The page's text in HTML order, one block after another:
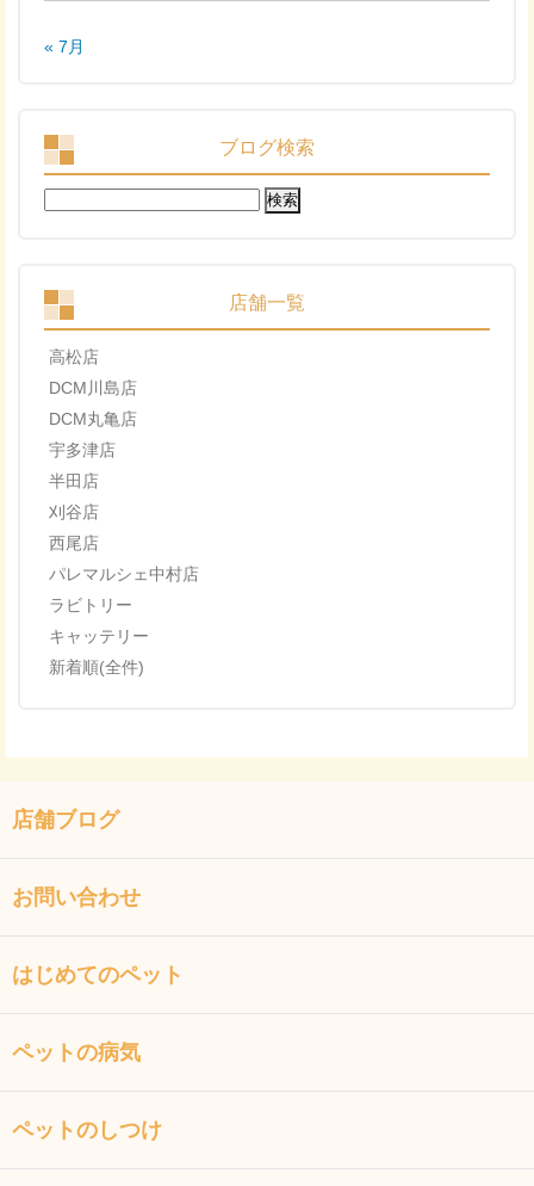
« 7月
ブログ検索
検
索:
店舗一覧
高松店
DCM川島店
DCM丸亀店
宇多津店
半田店
刈谷店
西尾店
パレマルシェ中村店
ラビトリー
キャッテリー
新着順(全件)
店舗ブログ
お問い合わせ
はじめてのペット
ペットの病気
ペットのしつけ